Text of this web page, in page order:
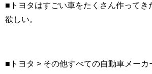
■トヨタはすごい車をたくさん作ってき
欲しい。
■トヨタ > その他すべての自動車メーカ